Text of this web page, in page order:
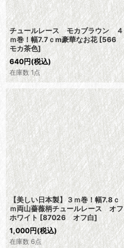
チュールレース モカブラウン ４
ｍ巻！幅7.7ｃm豪華なお花 [566
モカ茶色]
640円(税込)
在庫数 1点
【美しい日本製】３ｍ巻！幅7.8ｃ
ｍ両山薔薇柄チュールレース オフ
ホワイト [87026 オフ白]
1,000円(税込)
在庫数 6点